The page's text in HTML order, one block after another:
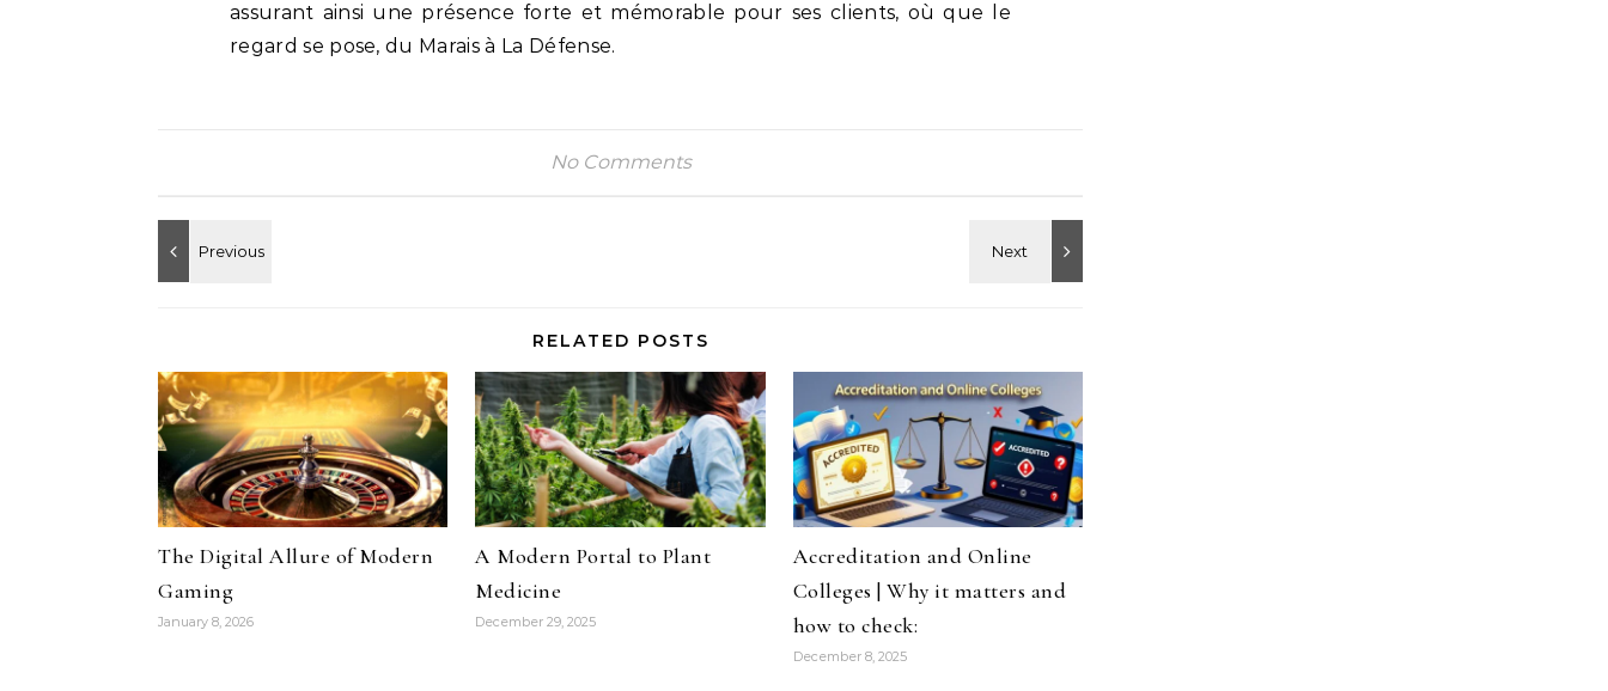
assurant ainsi une présence forte et mémorable pour ses clients, où que le
regard se pose, du Marais à La Défense.
No Comments
RELATED POSTS
The Digital Allure of Modern
Gaming
January 8, 2026
A Modern Portal to Plant
Medicine
December 29, 2025
Accreditation and Online
Colleges | Why it matters and
how to check:
December 8, 2025